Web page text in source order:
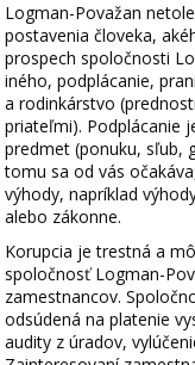
Logman-Považan
postavenia človeka,
prospech spoločnosti
iného, podplácanie,
a rodinkárstvo
priateľmi). Podplácanie
predmet (ponuku, sľub,
tomu sa od vás
výhody, napríklad
alebo zákonne.
Korupcia je trestná a
spoločnosť Logman-
zamestnancov.
odsúdená na platenie
audity z úradov,